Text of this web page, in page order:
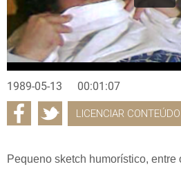
1989-05-13 00:01:07
LICENCIAR CONTEÚDO
Pequeno sketch humorístico, entre